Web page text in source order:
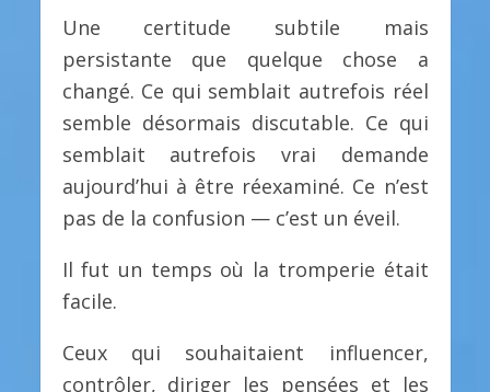
Une certitude subtile mais
persistante que quelque chose a
changé. Ce qui semblait autrefois réel
semble désormais discutable. Ce qui
semblait autrefois vrai demande
aujourd’hui à être réexaminé. Ce n’est
pas de la confusion — c’est un éveil.
Il fut un temps où la tromperie était
facile.
Ceux qui souhaitaient influencer,
contrôler, diriger les pensées et les